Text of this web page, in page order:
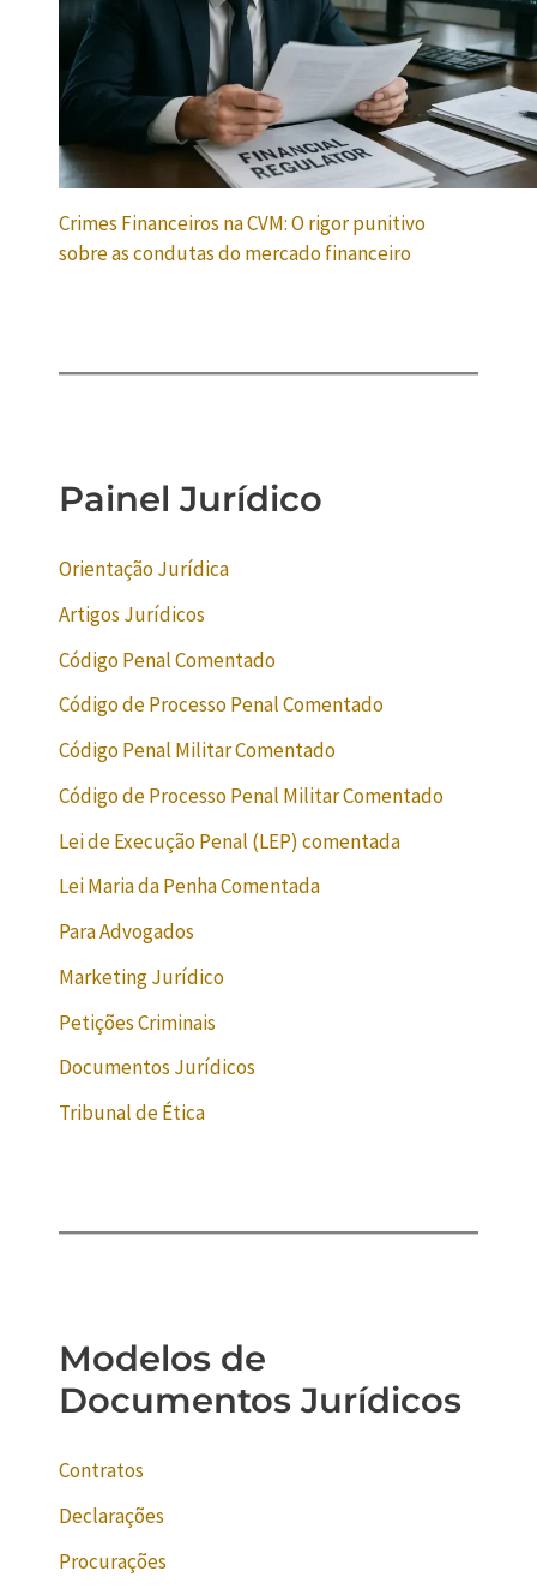
Crimes Financeiros na CVM: O rigor punitivo
sobre as condutas do mercado financeiro
Painel Jurídico
Orientação Jurídica
Artigos Jurídicos
Código Penal Comentado
Código de Processo Penal Comentado
Código Penal Militar Comentado
Código de Processo Penal Militar Comentado
Lei de Execução Penal (LEP) comentada
Lei Maria da Penha Comentada
Para Advogados
Marketing Jurídico
Petições Criminais
Documentos Jurídicos
Tribunal de Ética
Modelos de
Documentos Jurídicos
Contratos
Declarações
Procurações